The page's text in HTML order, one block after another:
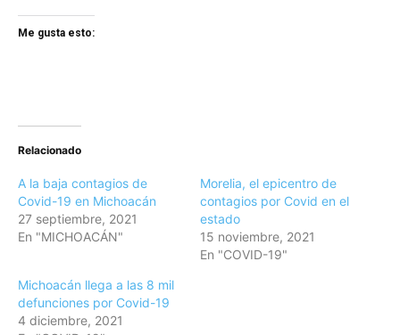
Me gusta esto:
Relacionado
A la baja contagios de
Covid-19 en Michoacán
27 septiembre, 2021
En "MICHOACÁN"
Morelia, el epicentro de
contagios por Covid en el
estado
15 noviembre, 2021
En "COVID-19"
Michoacán llega a las 8 mil
defunciones por Covid-19
4 diciembre, 2021